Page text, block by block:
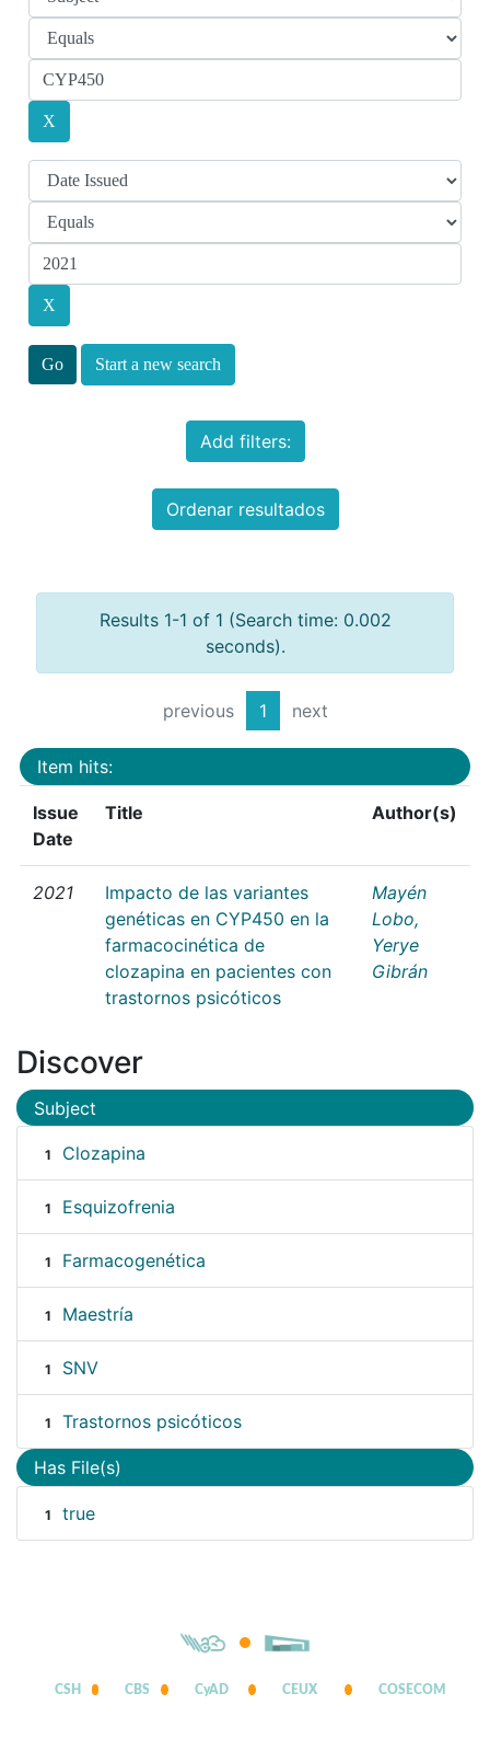
Start a new search
Add filters:
Ordenar resultados
Results 1-1 of 1 (Search time: 0.002
seconds).
previous 1 next
Item hits:
Issue
Date
Title Author(s)
2021
Impacto de las variantes
genéticas en CYP450 en la
farmacocinética de
clozapina en pacientes con
trastornos psicóticos
Mayén
Lobo,
Yerye
Gibrán
Discover
Subject
1 Clozapina
1 Esquizofrenia
1 Farmacogenética
1 Maestría
1 SNV
1 Trastornos psicóticos
Has File(s)
1 true
CSH CBS CyAD CEUX COSECOM